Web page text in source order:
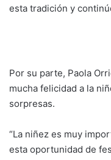
esta tradición y
Por su parte, Paola
mucha felicidad a la
sorpresas.
“La niñez es muy
esta oportunidad de